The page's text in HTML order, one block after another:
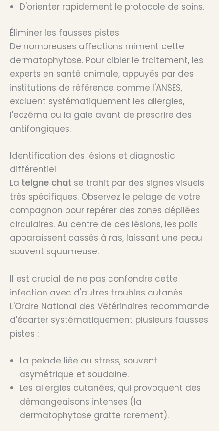
D'orienter rapidement le protocole de soins.
Éliminer les fausses pistes
De nombreuses affections miment cette
dermatophytose. Pour cibler le traitement, les
experts en santé animale, appuyés par des
institutions de référence comme l'ANSES,
excluent systématiquement les allergies,
l'eczéma ou la gale avant de prescrire des
antifongiques.
Identification des lésions et diagnostic
différentiel
La teigne chat se trahit par des signes visuels
très spécifiques. Observez le pelage de votre
compagnon pour repérer des zones dépilées
circulaires. Au centre de ces lésions, les poils
apparaissent cassés à ras, laissant une peau
souvent squameuse.
Il est crucial de ne pas confondre cette
infection avec d'autres troubles cutanés.
L'Ordre National des Vétérinaires recommande
d'écarter systématiquement plusieurs fausses
pistes :
La pelade liée au stress, souvent
asymétrique et soudaine.
Les allergies cutanées, qui provoquent des
démangeaisons intenses (la
dermatophytose gratte rarement).